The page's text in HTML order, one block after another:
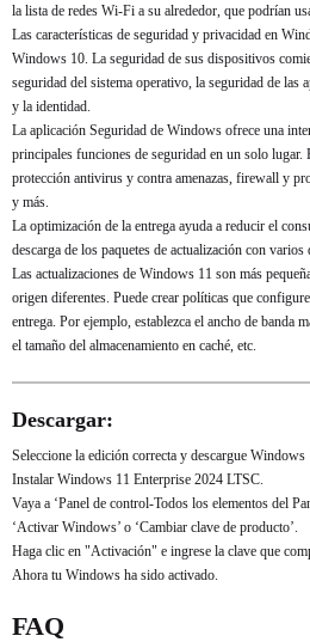
la lista de redes Wi-Fi a su alrededor, que podrían
Las características de seguridad y privacidad en
Windows 10. La seguridad de sus dispositivos
seguridad del sistema operativo, la seguridad de las
y la identidad.
La aplicación Seguridad de Windows ofrece una
principales funciones de seguridad en un solo lugar.
protección antivirus y contra amenazas, firewall y
y más.
La optimización de la entrega ayuda a reducir el
descarga de los paquetes de actualización con
Las actualizaciones de Windows 11 son más
origen diferentes. Puede crear políticas que
entrega. Por ejemplo, establezca el ancho de banda
el tamaño del almacenamiento en caché, etc.
Descargar:
Seleccione la edición correcta y descargue
Instalar Windows 11 Enterprise 2024 LTSC.
Vaya a ‘Panel de control-Todos los elementos del
‘Activar Windows’ o ‘Cambiar clave de producto’.
Haga clic en "Activación" e ingrese la clave que
Ahora tu Windows ha sido activado.
FAQ